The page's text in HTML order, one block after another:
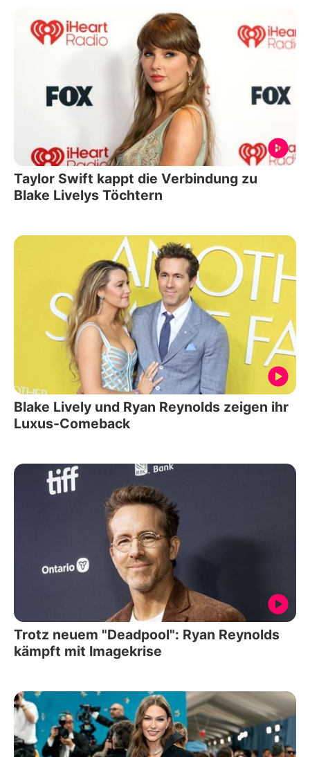
Taylor Swift kappt die Verbindung zu
Blake Livelys Töchtern
Blake Lively und Ryan Reynolds zeigen ihr
Luxus-Comeback
Trotz neuem "Deadpool": Ryan Reynolds
kämpft mit Imagekrise